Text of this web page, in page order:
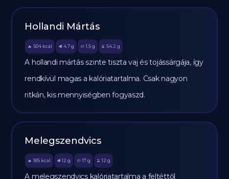
Hollandi Mártás
🔥 504 kcal 🥩 4.7 g 🥔 1.5g 🫒 54.2 g
A hollandi mártás szinte tiszta vaj és tojássárgája, így
rendkívül magas a kalóriatartalma. Csak nagyon
ritkán, kis mennyiségben fogyaszd.
Melegszendvics
🔥 185 kcal 🥩 12 g 🥔 17g 🫒 12 g
A melegszendvics kalóriatartalma a feltéttől